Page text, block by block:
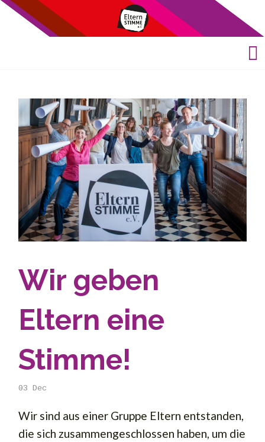
Wir geben
Eltern eine
Stimme!
03 Dec
Wir sind aus einer Gruppe Eltern entstanden,
die sich zusammengeschlossen haben, um die